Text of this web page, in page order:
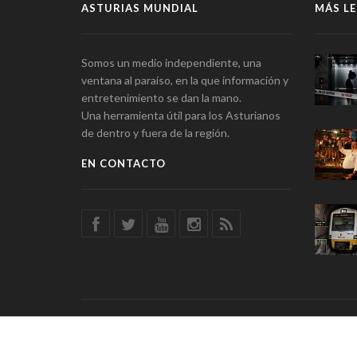
ASTURIAS MUNDIAL
Somos un medio independiente, una
ventana al paraíso, en la que información y
entretenimiento se dan la mano.
Una herramienta útil para los Asturianos
de dentro y fuera de la región.
EN CONTACTO
MÁS